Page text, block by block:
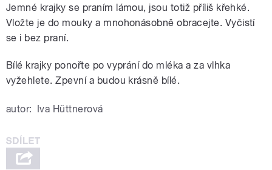
Jemné krajky se praním lámou, jsou totiž příliš křehké.
Vložte je do mouky a mnohonásobně obracejte. Vyčistí
se i bez praní.
Bílé krajky ponořte po vyprání do mléka a za vlhka
vyžehlete. Zpevní a budou krásně bílé.
autor: Iva Hüttnerová